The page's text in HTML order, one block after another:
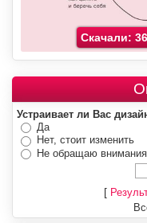
Скачали:
Устраивает ли Вас
Да
Нет, стоит изменить
Не обращаю внимания
[